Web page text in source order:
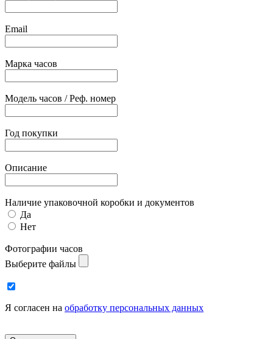
Email
Марка часов
Модель часов / Реф. номер
Год покупки
Описание
Наличие упаковочной коробки и документов
Да
Нет
Фотографии часов
Выберите файлы
Я согласен на обработку персональных данных